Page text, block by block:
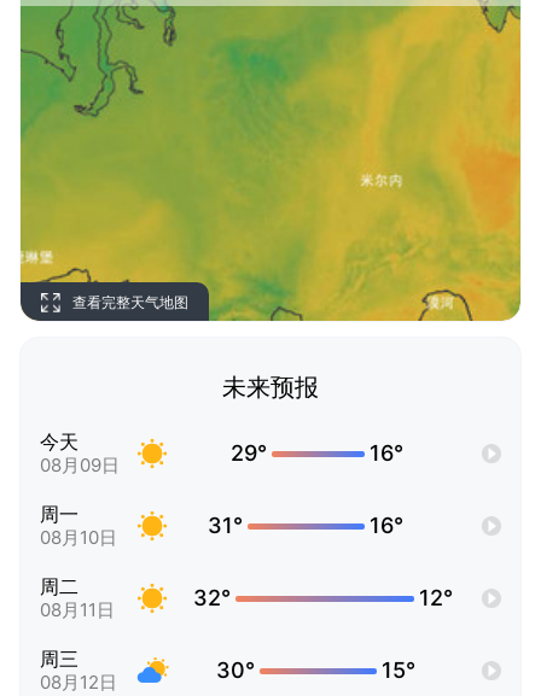
查看完整天气地图
未来预报
今天
08月09日 29° 16°
周一
08月10日 31° 16°
周二
08月11日 32° 12°
周三
08月12日 30° 15°